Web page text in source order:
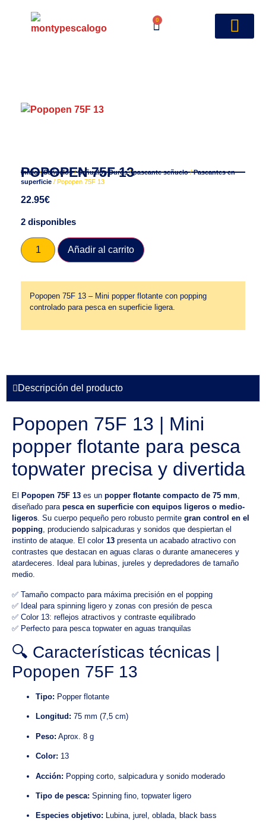
0
POPOPEN 75F 13
Inicio/Señuelos/Señuelos Duros/paseante señuelo/Paseantes en
superficie / Popopen 75F 13
22.95€
2 disponibles
Añadir al carrito
Popopen 75F 13 – Mini popper flotante con popping
controlado para pesca en superficie ligera.
Descripción del producto
Popopen 75F 13 | Mini
popper flotante para pesca
topwater precisa y divertida
El Popopen 75F 13 es un popper flotante compacto de 75 mm,
diseñado para pesca en superficie con equipos ligeros o medio-
ligeros. Su cuerpo pequeño pero robusto permite gran control en el
popping, produciendo salpicaduras y sonidos que despiertan el
instinto de ataque. El color 13 presenta un acabado atractivo con
contrastes que destacan en aguas claras o durante amaneceres y
atardeceres. Ideal para lubinas, jureles y depredadores de tamaño
medio.
✅ Tamaño compacto para máxima precisión en el popping
✅ Ideal para spinning ligero y zonas con presión de pesca
✅ Color 13: reflejos atractivos y contraste equilibrado
✅ Perfecto para pesca topwater en aguas tranquilas
🔍 Características técnicas |
Popopen 75F 13
Tipo: Popper flotante
Longitud: 75 mm (7,5 cm)
Peso: Aprox. 8 g
Color: 13
Acción: Popping corto, salpicadura y sonido moderado
Tipo de pesca: Spinning fino, topwater ligero
Especies objetivo: Lubina, jurel, oblada, black bass